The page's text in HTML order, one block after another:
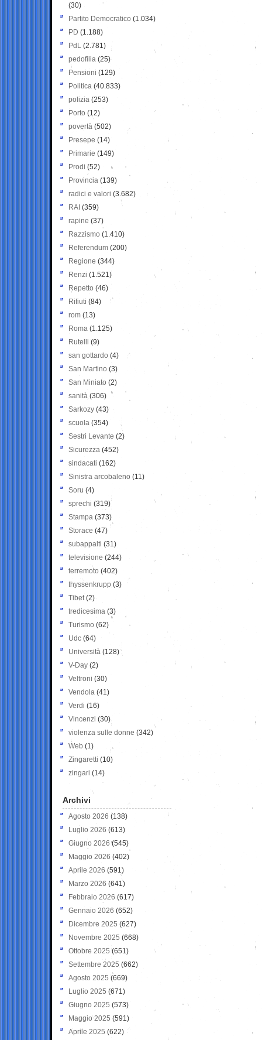
(30)
Partito Democratico (1.034)
PD (1.188)
PdL (2.781)
pedofilia (25)
Pensioni (129)
Politica (40.833)
polizia (253)
Porto (12)
povertà (502)
Presepe (14)
Primarie (149)
Prodi (52)
Provincia (139)
radici e valori (3.682)
RAI (359)
rapine (37)
Razzismo (1.410)
Referendum (200)
Regione (344)
Renzi (1.521)
Repetto (46)
Rifiuti (84)
rom (13)
Roma (1.125)
Rutelli (9)
san gottardo (4)
San Martino (3)
San Miniato (2)
sanità (306)
Sarkozy (43)
scuola (354)
Sestri Levante (2)
Sicurezza (452)
sindacati (162)
Sinistra arcobaleno (11)
Soru (4)
sprechi (319)
Stampa (373)
Storace (47)
subappalti (31)
televisione(244)
terremoto (402)
thyssenkrupp (3)
Tibet(2)
tredicesima (3)
Turismo (62)
Udc (64)
Università (128)
V-Day (2)
Veltroni (30)
Vendola (41)
Verdi (16)
Vincenzi (30)
violenza sulle donne (342)
Web (1)
Zingaretti (10)
zingari (14)
Archivi
Agosto 2026 (138)
Luglio 2026 (613)
Giugno 2026 (545)
Maggio 2026 (402)
Aprile 2026 (591)
Marzo 2026 (641)
Febbraio 2026 (617)
Gennaio 2026 (652)
Dicembre 2025 (627)
Novembre 2025 (668)
Ottobre 2025 (651)
Settembre 2025 (662)
Agosto 2025 (669)
Luglio 2025 (671)
Giugno 2025 (573)
Maggio 2025 (591)
Aprile 2025 (622)